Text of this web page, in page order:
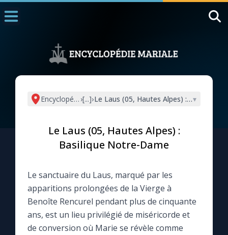
L'actualité de la semaine
La newsletter
La vidéo de la semaine
Encyclopédie mariale
›[...]›Le Laus (05, Hautes Alpes) : Basilique
▾
Le Laus (05, Hautes Alpes) :
Basilique Notre-Dame
Le sanctuaire du Laus, marqué par les
apparitions prolongées de la Vierge à
Benoîte Rencurel pendant plus de cinquante
ans, est un lieu privilégié de miséricorde et
de conversion où Marie se révèle comme